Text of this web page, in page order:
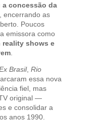
a concessão da
encerrando as
Poucos
emissora como
reality shows e
Brasil, Rio
essa nova
fiel, mas
original —
e consolidar a
anos 1990.